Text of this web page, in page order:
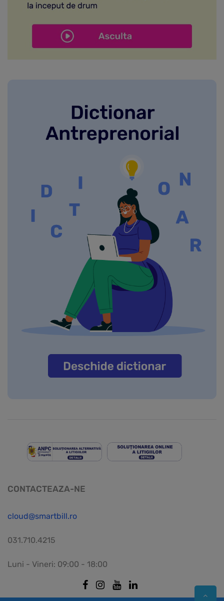
CONTACTEAZA-NE
cloud@smartbill.ro
031.710.4215
Luni - Vineri: 09:00 - 18:00